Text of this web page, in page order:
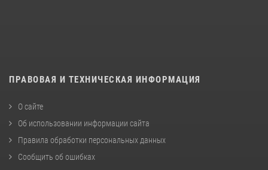
ПРАВОВАЯ И ТЕХНИЧЕСКАЯ ИНФОРМАЦИЯ
О сайте
Об использовании информации сайта
Правила обработки персональных данных
Сообщить об ошибках